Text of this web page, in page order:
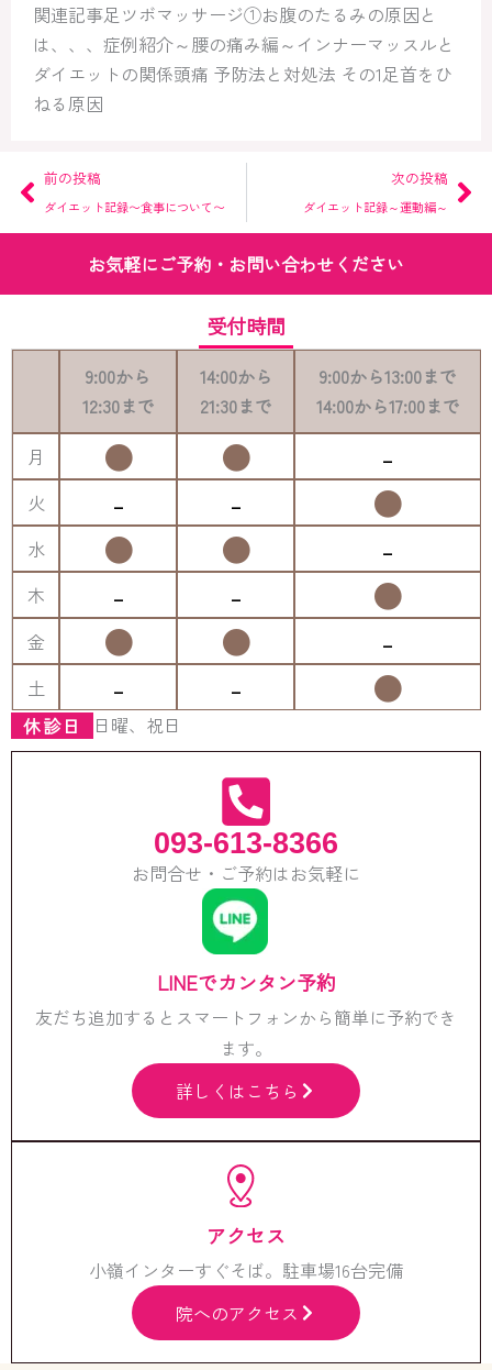
関連記事足ツボマッサージ①お腹のたるみの原因と
は、、、症例紹介～腰の痛み編～インナーマッスルと
ダイエットの関係頭痛 予防法と対処法 その1足首をひ
ねる原因
Prev
前の投稿
ダイエット記録〜食事について〜
次の投稿
ダイエット記録～運動編～
お気軽にご予約・お問い合わせください
受付時間
9:00から
12:30まで
14:00から
21:30まで
9:00から13:00まで
14:00から17:00まで
月
● ● -
火 - - ●
水 ● ● -
木 - - ●
金 ● ● -
土 - - ●
休診日 日曜、祝日
093-613-8366
お問合せ・ご予約はお気軽に
LINEでカンタン予約
友だち追加するとスマートフォンから簡単に予約でき
ます。
詳しくはこちら
アクセス
小嶺インターすぐそば。駐車場16台完備
院へのアクセス